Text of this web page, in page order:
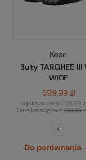
Keen
Buty TARGHEE III
WIDE
599,99 zł
Najniższa cena: 599,99 zł
Cena katalogowa: 699,99
41
Do porównania